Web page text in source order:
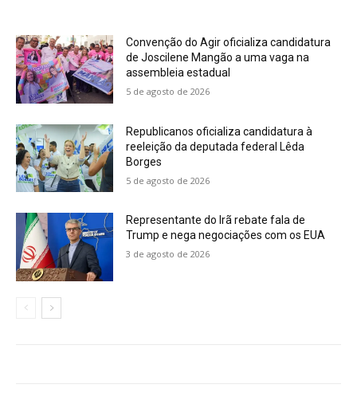
Convenção do Agir oficializa candidatura
de Joscilene Mangão a uma vaga na
assembleia estadual
5 de agosto de 2026
Republicanos oficializa candidatura à
reeleição da deputada federal Lêda
Borges
5 de agosto de 2026
Representante do Irã rebate fala de
Trump e nega negociações com os EUA
3 de agosto de 2026